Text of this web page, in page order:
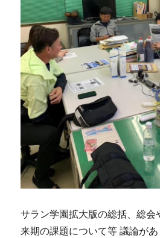
サラン学園拡大版の総括、総会
来期の課題について等 議論があ